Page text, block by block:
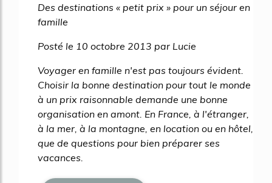
Des destinations « petit prix » pour un séjour en
famille
Posté le 10 octobre 2013 par Lucie
Voyager en famille n'est pas toujours évident.
Choisir la bonne destination pour tout le monde
à un prix raisonnable demande une bonne
organisation en amont. En France, à l'étranger,
à la mer, à la montagne, en location ou en hôtel,
que de questions pour bien préparer ses
vacances.